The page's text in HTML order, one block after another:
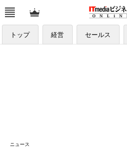
トップ 経営 セールス
ニュース